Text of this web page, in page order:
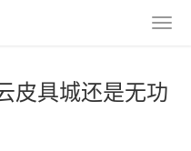
皮具城还是无功